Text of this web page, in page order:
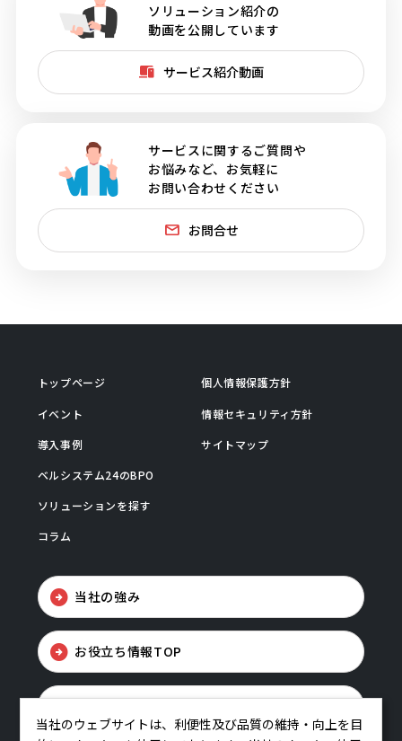
ソリューション紹介の
動画を公開しています
サービス紹介動画
サービスに関するご質問や
お悩みなど、お気軽に
お問い合わせください
お問合せ
トップページ
イベント
導入事例
ベルシステム24のBPO
ソリューションを探す
コラム
個人情報保護方針
情報セキュリティ方針
サイトマップ
当社の強み
お役立ち情報TOP
当社のウェブサイトは、利便性及び品質の維持・向上を目